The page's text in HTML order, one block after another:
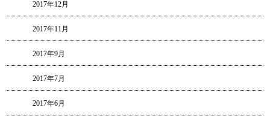
2017年12月
2017年11月
2017年9月
2017年7月
2017年6月